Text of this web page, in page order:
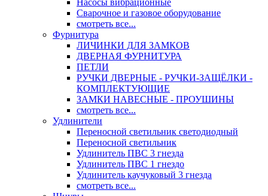
Насосы вибрационные
Сварочное и газовое оборудование
смотреть все...
Фурнитура
ЛИЧИНКИ ДЛЯ ЗАМКОВ
ДВЕРНАЯ ФУРНИТУРА
ПЕТЛИ
РУЧКИ ДВЕРНЫЕ - РУЧКИ-ЗАЩЁЛКИ -
КОМПЛЕКТУЮЩИЕ
ЗАМКИ НАВЕСНЫЕ - ПРОУШИНЫ
смотреть все...
Удлинители
Переносной светильник светодиодный
Переносной светильник
Удлинитель ПВС 3 гнезда
Удлинитель ПВС 1 гнездо
Удлинитель каучуковый 3 гнезда
смотреть все...